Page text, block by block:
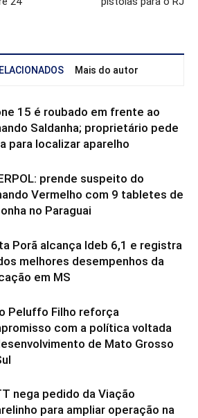
Mais do autor
15 é roubado em frente ao
Saldanha; proprietário pede
para localizar aparelho
prende suspeito do
Vermelho com 9 tabletes de
no Paraguai
Porã alcança Ideb 6,1 e registra
melhores desempenhos da
em MS
Peluffo Filho reforça
com a política voltada
de Mato Grosso
nega pedido da Viação
para ampliar operação na